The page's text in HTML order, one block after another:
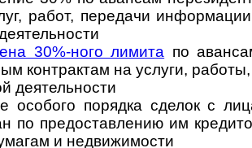
работ, пере­дачи
30%-ного лимита по
кон­т­рак­там на ус­лу­ги,
де­я­тель­ности
особого порядка сделок с
по пре­до­став­ле­нию им
и недви­жи­мости